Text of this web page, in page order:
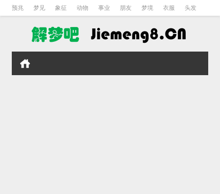
预兆 梦见 象征 动物 事业 朋友 梦境 衣服 头发